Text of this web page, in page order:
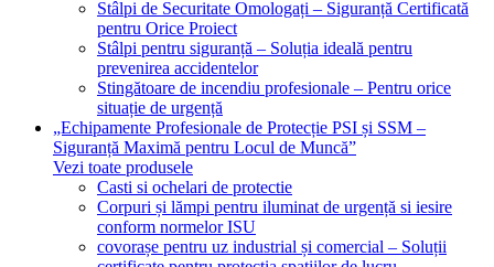
Stâlpi de Securitate Omologați – Siguranță Certificată
pentru Orice Proiect
Stâlpi pentru siguranță – Soluția ideală pentru
prevenirea accidentelor
Stingătoare de incendiu profesionale – Pentru orice
situație de urgență
„Echipamente Profesionale de Protecție PSI și SSM –
Siguranță Maximă pentru Locul de Muncă”
Vezi toate produsele
Casti si ochelari de protectie
Corpuri și lămpi pentru iluminat de urgență si iesire
conform normelor ISU
covorașe pentru uz industrial și comercial – Soluții